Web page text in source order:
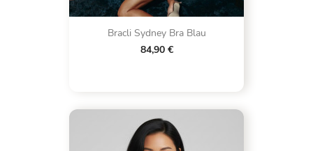
Bracli Sydney Bra Blau
84,90 €